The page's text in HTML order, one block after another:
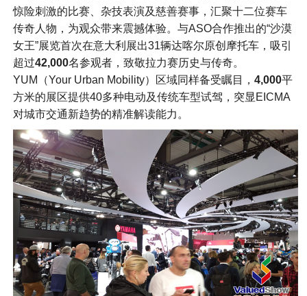
惊险刺激的比赛、杂技表演及慈善赛事，汇聚十二位赛车
传奇人物，为观众带来震撼体验。与ASO合作推出的“沙漠
女王”展览首次在意大利展出31辆达喀尔原创摩托车，吸引
超过42,000名参观者，致敬拉力赛历史与传奇。
YUM（Your Urban Mobility）区域同样备受瞩目， 4,000平
方米的展区提供40多种电动及传统车型试驾，突显EICMA
对城市交通新趋势的精准解读能力。